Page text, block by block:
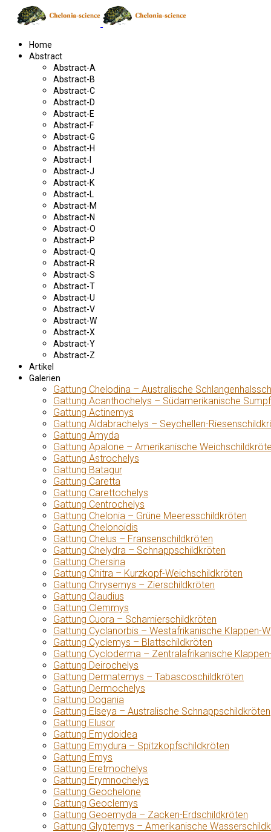
Home
Abstract
Abstract-A
Abstract-B
Abstract-C
Abstract-D
Abstract-E
Abstract-F
Abstract-G
Abstract-H
Abstract-I
Abstract-J
Abstract-K
Abstract-L
Abstract-M
Abstract-N
Abstract-O
Abstract-P
Abstract-Q
Abstract-R
Abstract-S
Abstract-T
Abstract-U
Abstract-V
Abstract-W
Abstract-X
Abstract-Y
Abstract-Z
Artikel
Galerien
Gattung Chelodina – Australische
Gattung Acanthochelys – Südamerikanische
Gattung Actinemys
Gattung Aldabrachelys – Seychellen-
Gattung Amyda
Gattung Apalone – Amerikanische
Gattung Astrochelys
Gattung Batagur
Gattung Caretta
Gattung Carettochelys
Gattung Centrochelys
Gattung Chelonia – Grüne Meeresschildkröten
Gattung Chelonoidis
Gattung Chelus – Fransenschildkröten
Gattung Chelydra – Schnappschildkröten
Gattung Chersina
Gattung Chitra – Kurzkopf-Weichschildkröten
Gattung Chrysemys – Zierschildkröten
Gattung Claudius
Gattung Clemmys
Gattung Cuora – Scharnierschildkröten
Gattung Cyclanorbis – Westafrikanische Klappen-
Gattung Cyclemys – Blattschildkröten
Gattung Cycloderma – Zentralafrikanische
Gattung Deirochelys
Gattung Dermatemys – Tabascoschildkröten
Gattung Dermochelys
Gattung Dogania
Gattung Elseya – Australische Schnappschildkröten
Gattung Elusor
Gattung Emydoidea
Gattung Emydura – Spitzkopfschildkröten
Gattung Emys
Gattung Eretmochelys
Gattung Erymnochelys
Gattung Geochelone
Gattung Geoclemys
Gattung Geoemyda – Zacken-Erdschildkröten
Gattung Glyptemys – Amerikanische